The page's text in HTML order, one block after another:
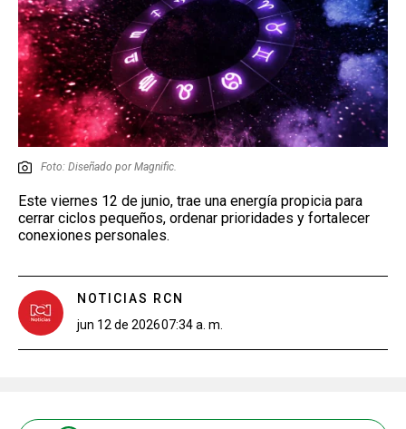
Foto: Diseñado por Magnific.
Este viernes 12 de junio, trae una energía propicia para
cerrar ciclos pequeños, ordenar prioridades y fortalecer
conexiones personales.
NOTICIAS RCN
jun 12 de 202607:34 a. m.